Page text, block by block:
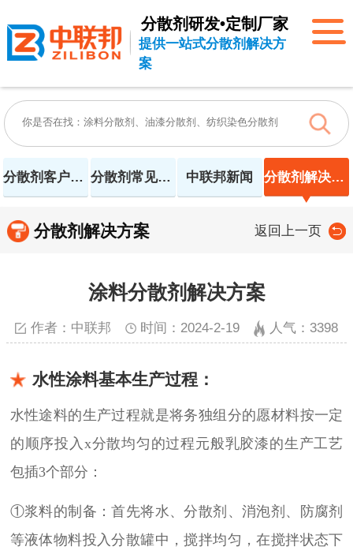
分散剂研发•定制厂家
提供一站式分散剂解决方
案
分散剂客户案例 分散剂常见问题 中联邦新闻 分散剂解决方案
分散剂解决方案 返回上一页
涂料分散剂解决方案
作者：中联邦 时间：2024-2-19 人气： 3398
水性涂料基本生产过程：
水性途料的生产过程就是将务独组分的愿材料按一定
的顺序投入x分散均匀的过程元般乳胶漆的生产工艺
包插3个部分：
①浆料的制备：首先将水、分散剂、消泡剂、防腐剂
等液体物料投入分散罐中，搅拌均匀，在搅拌状态下